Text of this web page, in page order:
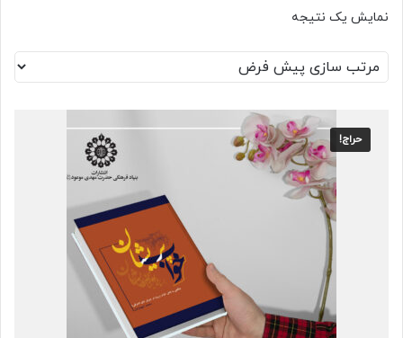
نمایش یک نتیجه
حراج!